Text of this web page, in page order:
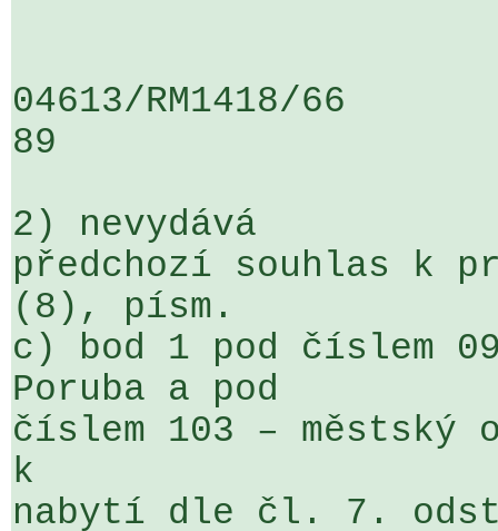
04613/RM1418/
89
2) nevydává
předchozí souhlas k
(8), písm.
c) bod 1 pod číslem
Poruba a pod
číslem 103 – městský
k
nabytí dle čl. 7.